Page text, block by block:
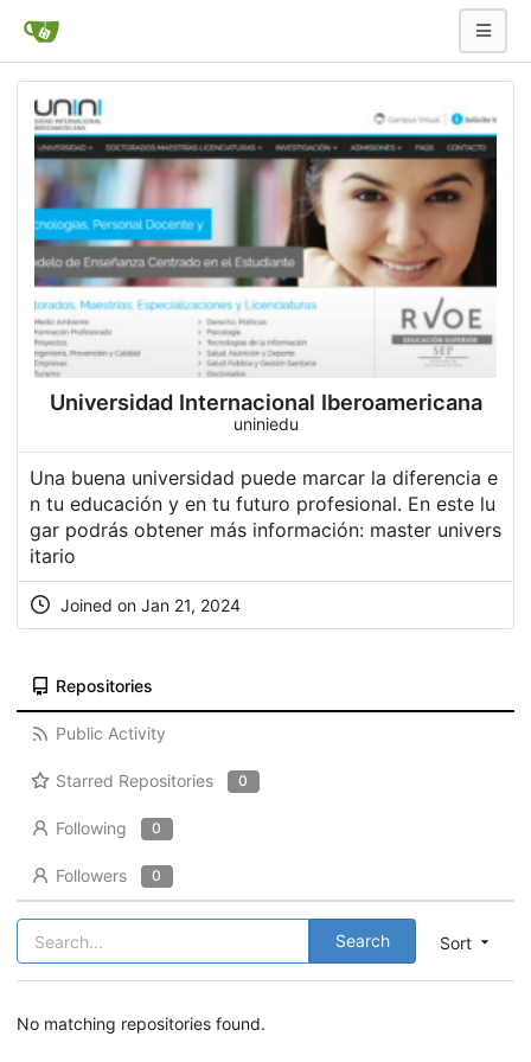
Universidad Internacional Iberoamericana
uniniedu
Una buena universidad puede marcar la diferencia e
n tu educación y en tu futuro profesional. En este lu
gar podrás obtener más información: master univers
itario
Joined on Jan 21, 2024
Repositories
Public Activity
Starred Repositories 0
Following 0
Followers 0
Sort
Search
No matching repositories found.